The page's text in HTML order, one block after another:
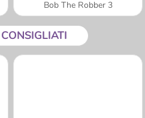
Bob The Robber 3